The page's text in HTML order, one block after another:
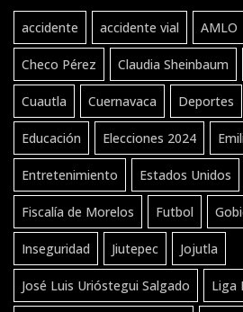
accidente accidente vial AMLO
Checo Pérez Claudia Sheinbaum
Cuautla Cuernavaca Deportes
Educación Elecciones 2024
Entretenimiento Estados Unidos
Fiscalía de Morelos Futbol
Inseguridad Jiutepec Jojutla
José Luis Urióstegui Salgado Liga